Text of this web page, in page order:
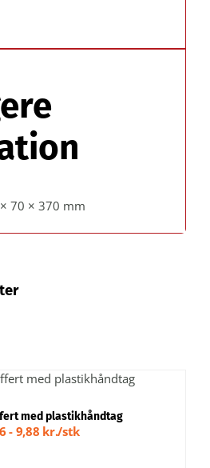
70 × 370 mm
DETTE
VARE
FLERE
VARIANTER.
/
med plastikhåndtag
- 9,88 kr./stk